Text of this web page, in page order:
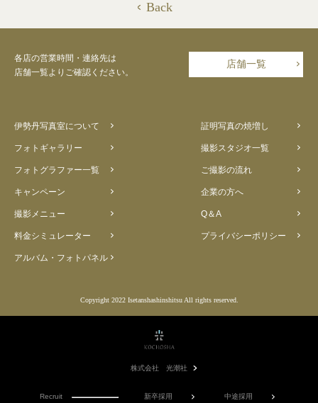
Back
各店の営業時間・連絡先は
店舗一覧よりご確認ください。
店舗一覧
伊勢丹写真室について 証明写真の焼増し
フォトギャラリー 撮影スタジオ一覧
フォトグラファー一覧 ご撮影の流れ
キャンペーン 企業の方へ
撮影メニュー Q＆A
料金シミュレーター プライバシーポリシー
アルバム・フォトパネル
Copyright 2022 Isetanshashinshitsu All rights reserved.
株式会社 光潮社
Recruit 新卒採用 中途採用